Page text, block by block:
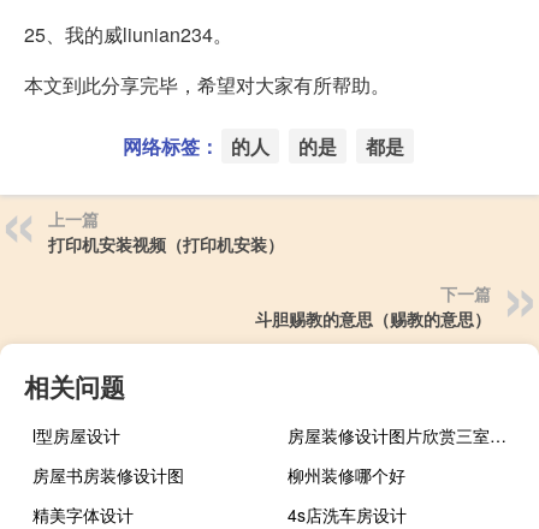
25、我的威liunian234。
本文到此分享完毕，希望对大家有所帮助。
网络标签： 的人 的是 都是
上一篇
打印机安装视频（打印机安装）
下一篇
斗胆赐教的意思（赐教的意思）
相关问题
l型房屋设计
房屋装修设计图片欣赏三室两厅
房屋书房装修设计图
柳州装修哪个好
精美字体设计
4s店洗车房设计